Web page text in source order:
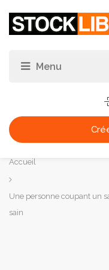
Vous
êtes
ici :
Accueil
Une personne coupant un
sain